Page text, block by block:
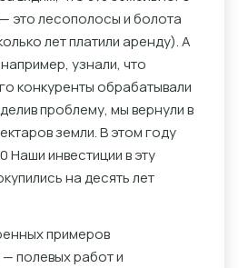
это лесополосы и болота
лет платили аренду). А
узнали, что
конкуренты обрабатывали
проблему, мы вернули в
земли. В этом году
Наши инвестиции в эту
на десять лет
примеров
полевых работ и